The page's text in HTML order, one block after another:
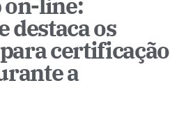
destaca os
certificação
a